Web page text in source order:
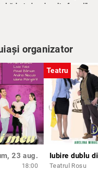
bărbat și mai multe femei”
organizator
23 aug.
18:00
Teatru
Iubire dublu
Teatrul Rosu